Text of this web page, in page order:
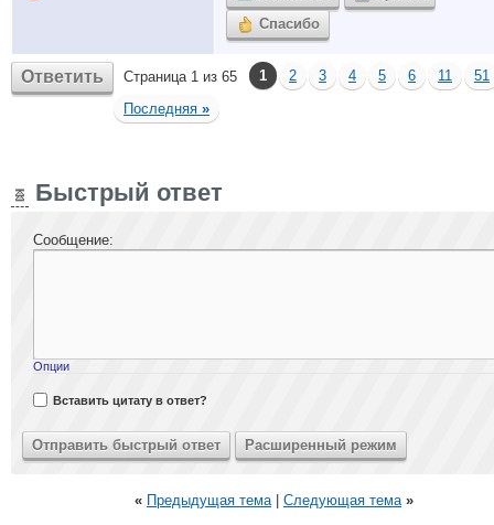
Спасибо
Ответить Страница 1 из 65 1 2 3 4 5 6 11
51
Последняя »
Быстрый ответ
Сообщение:
Опции
Вставить цитату в ответ?
« Предыдущая тема| Следующая тема »